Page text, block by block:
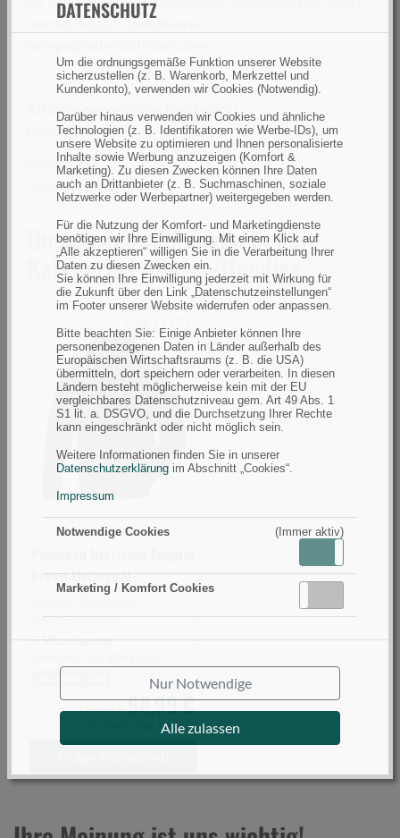
DATENSCHUTZ
Um die ordnungsgemäße Funktion unserer Website
sicherzustellen (z. B. Warenkorb, Merkzettel und
Kundenkonto), verwenden wir Cookies (Notwendig).
Darüber hinaus verwenden wir Cookies und ähnliche
Technologien (z. B. Identifikatoren wie Werbe-IDs), um
unsere Website zu optimieren und Ihnen personalisierte
Inhalte sowie Werbung anzuzeigen (Komfort &
Marketing). Zu diesen Zwecken können Ihre Daten
auch an Drittanbieter (z. B. Suchmaschinen, soziale
Netzwerke oder Werbepartner) weitergegeben werden.
Für die Nutzung der Komfort- und Marketingdienste
benötigen wir Ihre Einwilligung. Mit einem Klick auf
„Alle akzeptieren“ willigen Sie in die Verarbeitung Ihrer
Daten zu diesen Zwecken ein.
Sie können Ihre Einwilligung jederzeit mit Wirkung für
die Zukunft über den Link „Datenschutzeinstellungen“
im Footer unserer Website widerrufen oder anpassen.
Bitte beachten Sie: Einige Anbieter können Ihre
personenbezogenen Daten in Länder außerhalb des
Europäischen Wirtschaftsraums (z. B. die USA)
übermitteln, dort speichern oder verarbeiten. In diesen
Ländern besteht möglicherweise kein mit der EU
vergleichbares Datenschutzniveau gem. Art 49 Abs. 1
S1 lit. a. DSGVO, und die Durchsetzung Ihrer Rechte
kann eingeschränkt oder nicht möglich sein.
Weitere Informationen finden Sie in unserer
Datenschutzerklärung im Abschnitt „Cookies“.
Impressum
Notwendige Cookies (Immer aktiv)
Marketing / Komfort Cookies
Nur Notwendige
Alle zulassen
Beerse, Belgium,compliance-
Artikelnummer(n) des Herstellers
P0200731
GTIN (EAN):
5056837208251
Unsere Empfehlungen in der
Kategorie Pullover/Hoodies
Pinewood
Hurricane
Sweater
Brown
Melange
(Bild
Brown Melange M
Jahreszeit Winter
3 Stück lagernd
119,99 €98,99 €
zzgl. Versand